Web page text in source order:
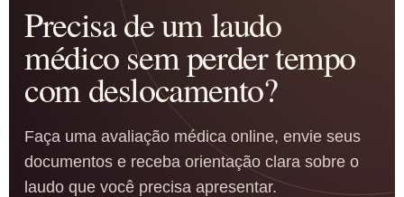
Precisa de um laudo
médico sem perder tempo
com deslocamento?
Faça uma avaliação médica online, envie seus
documentos e receba orientação clara sobre o
laudo que você precisa apresentar.